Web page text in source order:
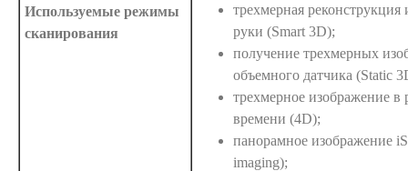
Используемые режимы
сканирования
трехмерная
руки (Smart 3D);
получение трехмерных
объемного датчика (Static
трехмерное изображение в
времени (4D);
панорамное изображение
imaging);